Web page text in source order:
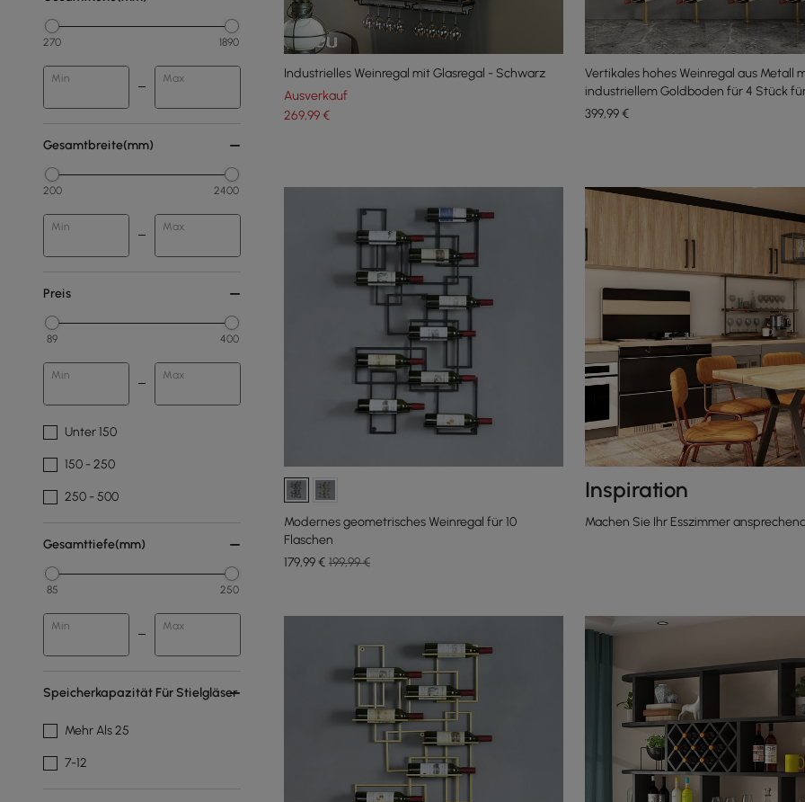
270 1890
Min Max
Gesamtbreite(mm)
200 2400
Min Max
Preis
89 400
Min Max
Unter 150
150 - 250
250 - 500
Gesamttiefe(mm)
85 250
Min Max
Speicherkapazität Für Stielgläser
Mehr Als 25
7-12
Industrielles Weinregal mit Glasregal - Schwarz
Ausverkauf
269,99€
Vertikales hohes Weinregal aus Metall
industriellem Goldboden für 4 Stück
Flaschen
399,99€
Modernes geometrisches Weinregal für 10
Flaschen
179,99€ 199,99 €
Inspiration
Machen Sie Ihr Esszimmer